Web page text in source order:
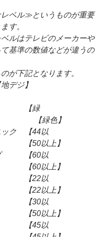
ベル≫というものが重要
す。
ベルはテレビのメーカーや
基準の数値などが違うの
が下記となります。
　　　【緑
　　　 【緑色】
ック　【44以
　　【50以上】
　　　【60以
　　【60以上】
　　　【22以
　　【22以上】
　　　【30以
　　【50以上】
　　　【45以